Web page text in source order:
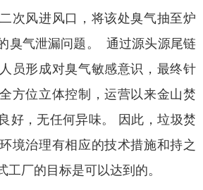
次风进风口，将该处臭气抽至炉
臭气泄漏问题。 通过源头源尾链
员形成对臭气敏感意识，最终针
方位立体控制，运营以来金山焚
好，无任何异味。 因此，垃圾焚
境治理有相应的技术措施和持之
工厂的目标是可以达到的。